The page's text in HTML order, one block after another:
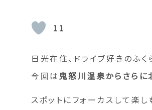
11
日光在住、ドライブ好きのふく
今回は鬼怒川温泉からさらに
スポットにフォーカスして楽し